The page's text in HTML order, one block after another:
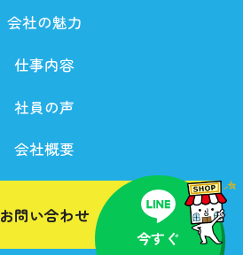
今すぐ
会社の魅力
仕事内容
社員の声
会社概要
お問い合わせ